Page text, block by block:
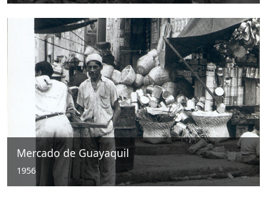
Mercado de Guayaquil
1956